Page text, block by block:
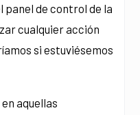
panel de control de la
cualquier acción
si estuviésemos
aquellas